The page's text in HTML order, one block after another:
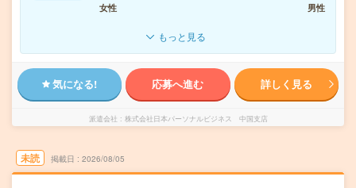
女性
男性
もっと見る
気になる! 応募へ進む 詳しく見る
派遣会社 株式会社日本パーソナルビジネス 中国支店
未読 掲載日 2026/08/05